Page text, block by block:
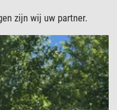
zijn wij uw partner.